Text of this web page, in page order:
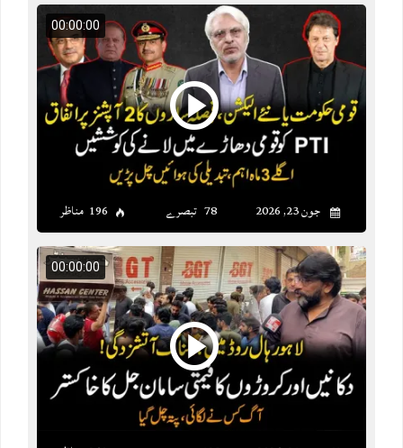
00:00:00
جون 23, 2026 78 تبصرے 196 مناظر
00:00:00